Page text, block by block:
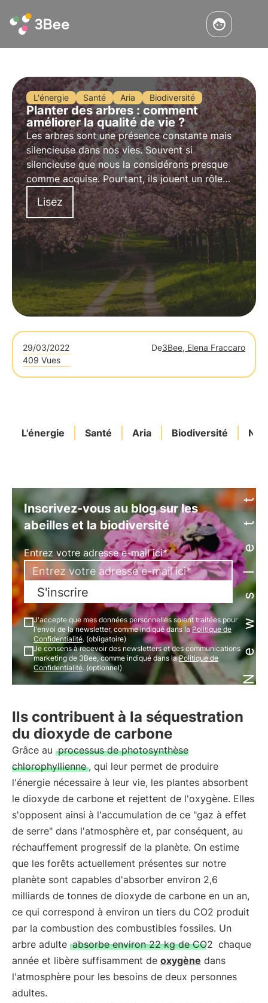
L'énergie Santé Aria Biodiversité
Planter des arbres : comment
améliorer la qualité de vie ?
Les arbres sont une présence constante mais
silencieuse dans nos vies. Souvent si
silencieuse que nous la considérons presque
comme acquise. Pourtant, ils jouent un rôle
fondamental pour nous et pour notre planète.
Comment peuvent-ils améliorer notre qualité
de vie ?
Lisez
29/03/2022 De3Bee, Elena Fraccaro
409 Vues
L'énergie Santé Aria Biodiversité Newsletter
Inscrivez-vous au blog sur les
abeilles et la biodiversité
Entrez votre adresse e-mail ici*
S'inscrire
J'accepte que mes données personnelles soient traitées pour
l'envoi de la newsletter, comme indiqué dans laPolitique de
Confidentialité. (obligatoire)
Je consens à recevoir des newsletters et des communications
marketing de 3Bee, comme indiqué dans laPolitique de
Confidentialité. (optionnel)
Ils contribuent à la séquestration
du dioxyde de carbone
Grâce au processus de photosynthèse
chlorophyllienne , qui leur permet de produire
l'énergie nécessaire à leur vie, les plantes absorbent
le dioxyde de carbone et rejettent de l'oxygène. Elles
s'opposent ainsi à l'accumulation de ce "gaz à effet
de serre" dans l'atmosphère et, par conséquent, au
réchauffement progressif de la planète. On estime
que les forêts actuellement présentes sur notre
planète sont capables d'absorber environ 2,6
milliards de tonnes de dioxyde de carbone en un an,
ce qui correspond à environ un tiers du CO2 produit
par la combustion des combustibles fossiles. Un
arbre adulte absorbe environ 22 kg de CO2 chaque
année et libère suffisamment de oxygène dans
l'atmosphère pour les besoins de deux personnes
adultes.